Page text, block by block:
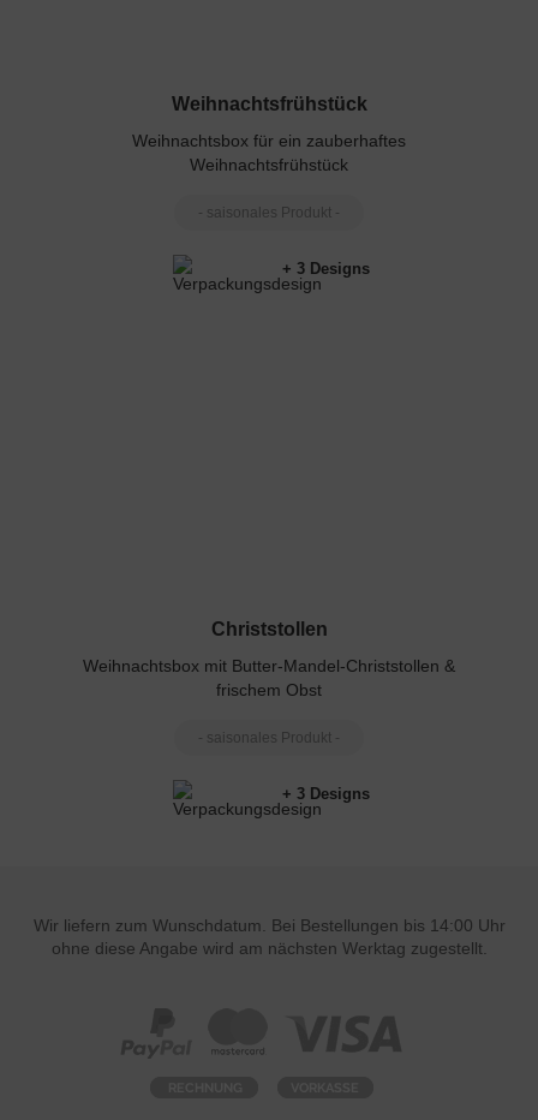
Weihnachtsfrühstück
Weihnachtsbox für ein zauberhaftes
Weihnachtsfrühstück
- saisonales Produkt -
+ 3 Designs
Christstollen
Weihnachtsbox mit Butter-Mandel-Christstollen &
frischem Obst
- saisonales Produkt -
+ 3 Designs
Wir liefern zum Wunschdatum. Bei Bestellungen bis 14:00 Uhr
ohne diese Angabe wird am nächsten Werktag zugestellt.